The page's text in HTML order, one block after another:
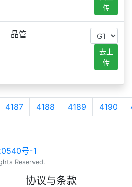
传
品管
去上
传
4187 4188 4189 4190
号-1
Reserved.
协议与条款